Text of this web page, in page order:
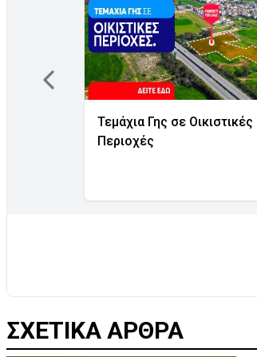
Τεμάχια Γης σε Οικιστικές
Περιοχές
ΣΧΕΤΙΚΑ ΑΡΘΡΑ